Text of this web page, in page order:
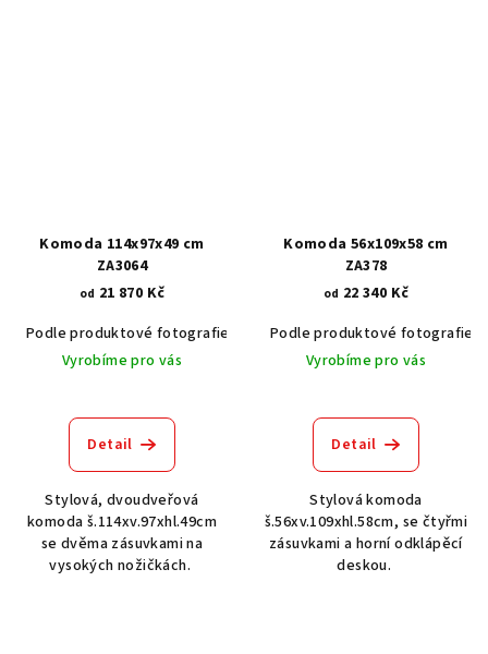
Komoda 114x97x49 cm
ZA3064
od 21 870 Kč
Podle produktové fotografie
Akát vintage BT1551
Dub světlý
Vyrobíme pro vás
Detail
Stylová, dvoudveřová
komoda š.114xv.97xhl.49cm
se dvěma zásuvkami na
vysokých nožičkách.
Komoda 56x109x58 cm
ZA378
od 22 340 Kč
Podle produktové fotografie
Vyrobíme pro vás
Detail
Stylová komoda
š.56xv.109xhl.58cm, se čtyřmi
zásuvkami a horní odklápěcí
deskou.